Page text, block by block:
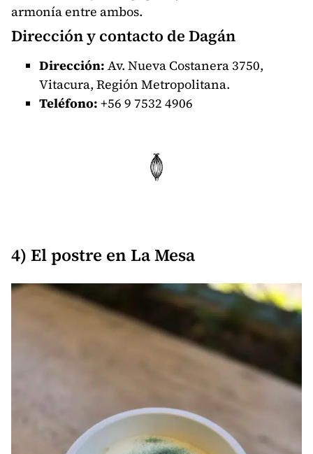
armonía entre ambos.
Dirección y contacto de Dagán
Dirección: Av. Nueva Costanera 3750,
Vitacura, Región Metropolitana.
Teléfono: +56 9 7532 4906
4) El postre en La Mesa